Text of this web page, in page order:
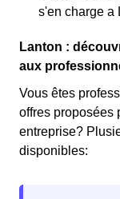
s'en charge a
Lanton :
aux
Vous êtes
offres proposées
entreprise?
disponibles: